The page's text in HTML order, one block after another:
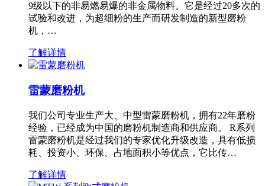
9级以下的非易燃易爆的非金属物料。它是经过20多次的
试验和改进，为超细粉的生产而研发制造的新型磨粉
机，…
了解详情
雷蒙磨粉机
我们公司专业生产大、中型雷蒙磨粉机，拥有22年磨粉
经验，已经成为中国的磨粉机制造商和供应商。 R系列
雷蒙磨粉机是经过我们的专家优化升级改造，具有低损
耗、投资小、环保、占地面积小等优点，它比传…
了解详情